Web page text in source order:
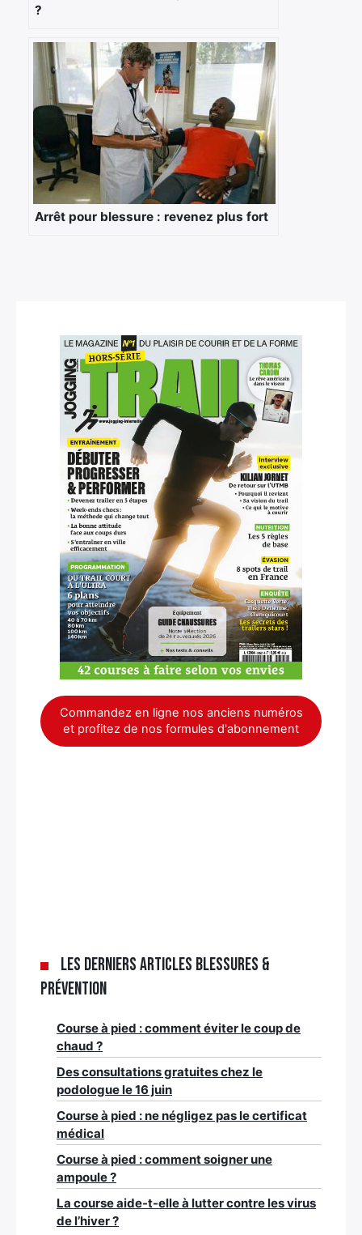
?
Arrêt pour blessure : revenez plus fort
Commandez en ligne nos anciens numéros
et profitez de nos formules d'abonnement
Les derniers articles Blessures &
Prévention
Course à pied : comment éviter le coup de
chaud ?
Des consultations gratuites chez le
podologue le 16 juin
Course à pied : ne négligez pas le certificat
médical
Course à pied : comment soigner une
ampoule ?
La course aide-t-elle à lutter contre les virus
de l’hiver ?
Rechercher
: